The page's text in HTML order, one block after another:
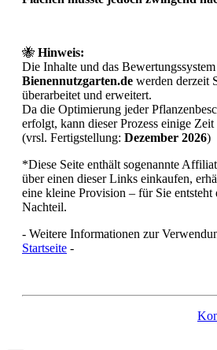
🐝 Hinweis:
Die Inhalte und das
Bienennutzgarten.de werden derzeit
überarbeitet und erweitert.
Da die Optimierung jeder
erfolgt, kann dieser Prozess einige
(vrsl. Fertigstellung: Dezember 2026)
*Diese Seite enthält sogenannte
über einen dieser Links einkaufen,
eine kleine Provision – für Sie
Nachteil.
- Weitere Informationen zur
Startseite -